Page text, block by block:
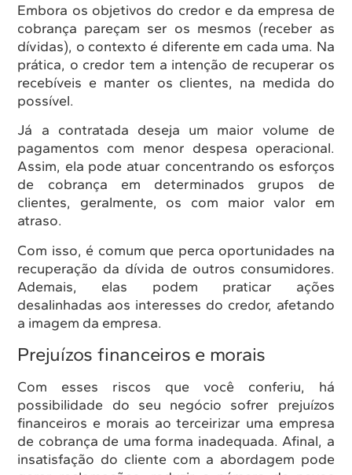
Embora os objetivos do credor e da empresa de
cobrança pareçam ser os mesmos (receber as
dívidas), o contexto é diferente em cada uma. Na
prática, o credor tem a intenção de recuperar os
recebíveis e manter os clientes, na medida do
possível.
Já a contratada deseja um maior volume de
pagamentos com menor despesa operacional.
Assim, ela pode atuar concentrando os esforços
de cobrança em determinados grupos de
clientes, geralmente, os com maior valor em
atraso.
Com isso, é comum que perca oportunidades na
recuperação da dívida de outros consumidores.
Ademais, elas podem praticar ações
desalinhadas aos interesses do credor, afetando
a imagem da empresa.
Prejuízos financeiros e morais
Com esses riscos que você conferiu, há
possibilidade do seu negócio sofrer prejuízos
financeiros e morais ao terceirizar uma empresa
de cobrança de uma forma inadequada. Afinal, a
insatisfação do cliente com a abordagem pode